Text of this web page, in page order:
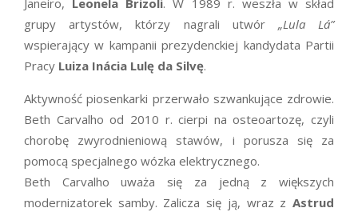
Janeiro, Leonela Brizoli. W 1989 r. weszła w skład
grupy artystów, którzy nagrali utwór „Lula Lá”
wspierający w kampanii prezydenckiej kandydata Partii
Pracy Luiza Inácia Lulę da Silvę.
Aktywność piosenkarki przerwało szwankujące zdrowie.
Beth Carvalho od 2010 r. cierpi na osteoartozę, czyli
chorobę zwyrodnieniową stawów, i porusza się za
pomocą specjalnego wózka elektrycznego.
Beth Carvalho uważa się za jedną z większych
modernizatorek samby. Zalicza się ją, wraz z Astrud